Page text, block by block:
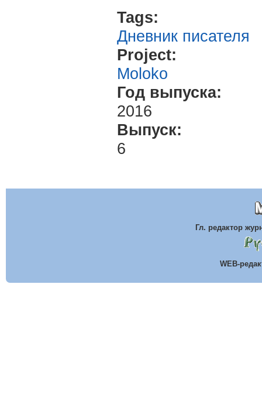
Tags:
Дневник писателя
Project:
Moloko
Год выпуска:
2016
Выпуск:
6
Гл. редактор
WEB-